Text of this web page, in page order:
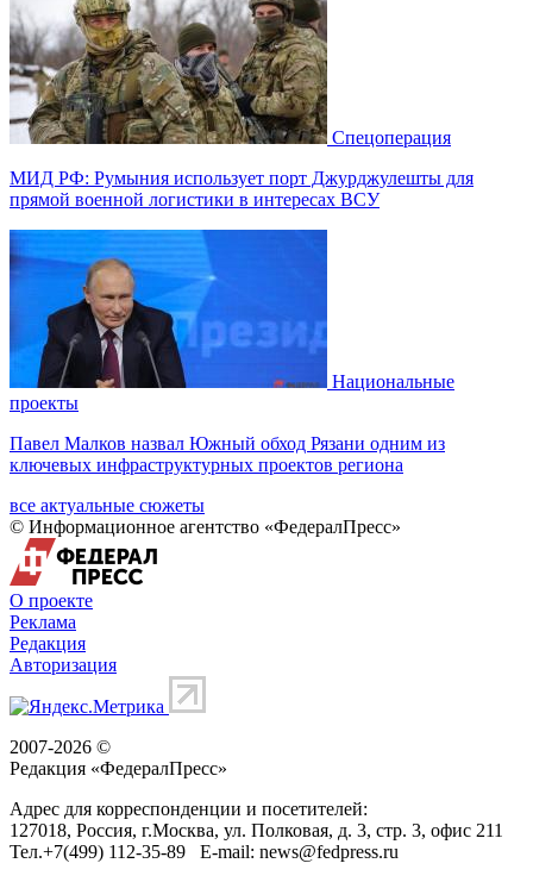
Спецоперация
МИД РФ: Румыния использует порт Джурджулешты для
прямой военной логистики в интересах ВСУ
Национальные
проекты
Павел Малков назвал Южный обход Рязани одним из
ключевых инфраструктурных проектов региона
все актуальные сюжеты
© Информационное агентство «ФедералПресс»
О проекте
Реклама
Редакция
Авторизация
2007-2026 ©
Редакция «ФедералПресс»
Адрес для корреспонденции и посетителей:
127018, Россия, г.Москва, ул. Полковая, д. 3, стр. 3, офис 211
Тел.+7(499) 112-35-89 E-mail: news@fedpress.ru